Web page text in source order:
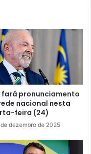
fará pronunciamento
nacional nesta
feira (24)
dezembro de 2025